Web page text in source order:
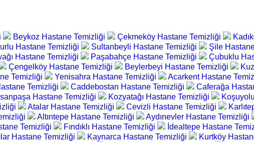
Beykoz Hastane Temizliği Çekmeköy Hastane Temizliği
Hastane Temizliği Sultanbeyli Hastane Temizliği Şile
Hastane Temizliği Paşabahçe Hastane Temizliği Çubuklu
Çengelköy Hastane Temizliği Beylerbeyi Hastane Temizliği
Temizliği Yenisahra Hastane Temizliği Acarkent Hastane
Temizliği Caddebostan Hastane Temizliği Caferağa
Hastane Temizliği Kozyatağı Hastane Temizliği
Atalar Hastane Temizliği Cevizli Hastane Temizliği
Altıntepe Hastane Temizliği Aydınevler Hastane Temizliği
Temizliği Fındıklı Hastane Temizliği İdealtepe Hastane
Hastane Temizliği Kaynarca Hastane Temizliği Kurtköy